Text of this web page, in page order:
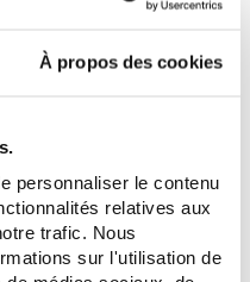
À propos des cookies
personnaliser le contenu
relatives aux
trafic. Nous
sur l'utilisation de
CATTIER LOTION DE BEAUTE
APAISANTE VISAGE 200ML
Zéro
gaspi